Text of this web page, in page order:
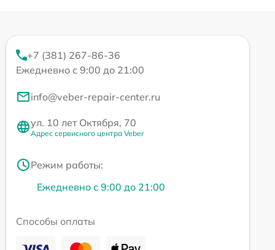
+7 (381) 267-86-36
Ежедневно с 9:00 до 21:00
info@veber-repair-center.ru
ул. 10 лет Октября, 70
Адрес сервисного центра Veber
Режим работы:
Ежедневно с 9:00 до 21:00
Способы оплаты